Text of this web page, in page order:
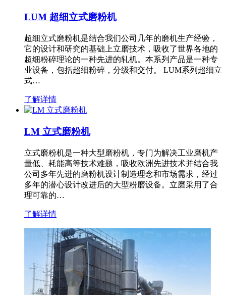
LUM 超细立式磨粉机
超细立式磨粉机是结合我们公司几年的磨机生产经验，
它的设计和研究的基础上立磨技术，吸收了世界各地的
超细粉碎理论的一种先进的轧机。本系列产品是一种专
业设备，包括超细粉碎，分级和交付。 LUM系列超细立
式…
了解详情
LM 立式磨粉机
立式磨粉机是一种大型磨粉机，专门为解决工业磨机产
量低、耗能高等技术难题，吸收欧洲先进技术并结合我
公司多年先进的磨粉机设计制造理念和市场需求，经过
多年的潜心设计改进后的大型粉磨设备。立磨采用了合
理可靠的…
了解详情